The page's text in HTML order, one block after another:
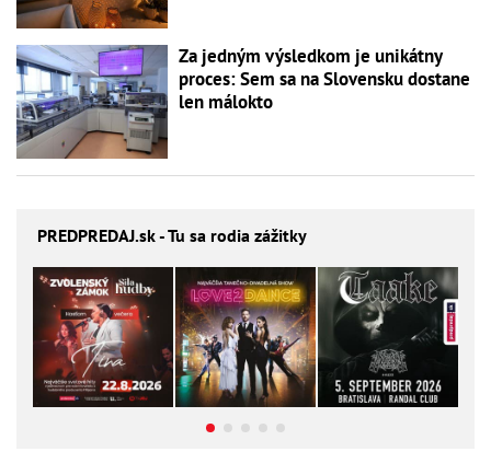
Za jedným výsledkom je unikátny
proces: Sem sa na Slovensku dostane
len málokto
PREDPREDAJ.sk - Tu sa rodia zážitky